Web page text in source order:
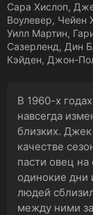
Сара Хислоп,
Воулевер,
Уилл Мартин,
Сазерленд, Дин
Кэйден, Джон-
В 1960-х
навсегда
близких.
качестве
пасти овец
одинокие дни
людей
между ними